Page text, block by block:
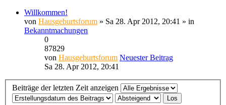
Willkommen!
von Hausgeburtsforum » Sa 28. Apr 2012, 20:41 » in
Bekanntmachungen
0
87829
von Hausgeburtsforum Neuester Beitrag
Sa 28. Apr 2012, 20:41
Beiträge der letzten Zeit anzeigen